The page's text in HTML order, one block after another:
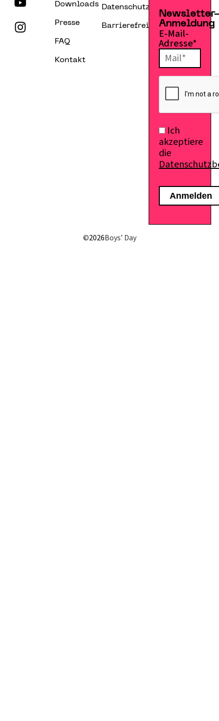
Downloads
Presse
FAQ
Kontakt
Datenschutzerklärung
Barrierefreiheitserklärung
Anmeldung
E-Mail-
Adresse*
Ich
akzeptiere
die
©2026Boys’ Day